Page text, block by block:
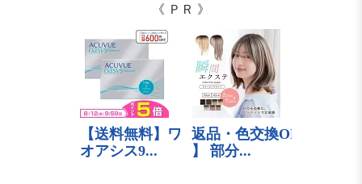
《 ＰＲ 》